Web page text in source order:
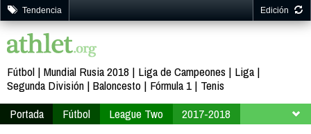
Tendencia Edición
Fútbol Mundial Rusia 2018 Liga de Campeones
Liga
Segunda División Baloncesto Fórmula 1
Tenis
Portada
Fútbol League Two
2017-2018